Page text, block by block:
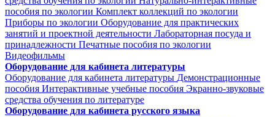
пособия по экологии Комплект коллекций по экологии
Приборы по экологии Оборудование для практических
занятий и проектной деятельности Лабораторная посуда и
принадлежности Печатные пособия по экологии
Видеофильмы
Оборудование для кабинета литературы
Оборудование для кабинета литературы Демонстрационные
пособия Интерактивные учебные пособия Экранно-звуковые
средства обучения по литературе
Оборудование для кабинета русского языка